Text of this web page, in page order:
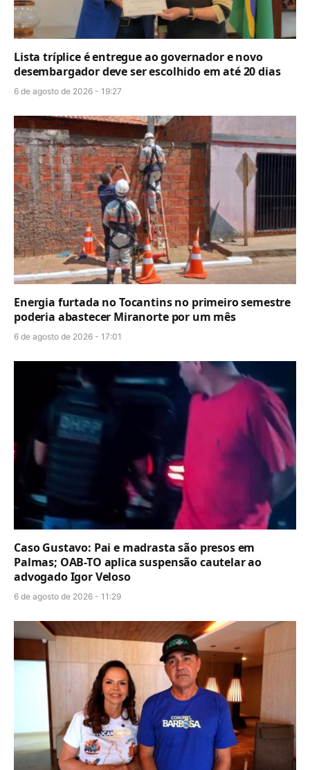
Lista tríplice é entregue ao governador e novo
desembargador deve ser escolhido em até 20 dias
6 de agosto de 2026 - 19:27
Energia furtada no Tocantins no primeiro semestre
poderia abastecer Miranorte por um mês
6 de agosto de 2026 - 17:01
Caso Gustavo: Pai e madrasta são presos em
Palmas; OAB-TO aplica suspensão cautelar ao
advogado Igor Veloso
6 de agosto de 2026 - 11:29